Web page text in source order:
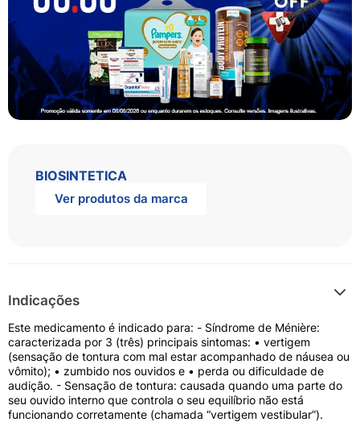
BIOSINTETICA
Ver produtos da marca
Indicações
Este medicamento é indicado para: - Síndrome de Ménière:
caracterizada por 3 (três) principais sintomas: • vertigem
(sensação de tontura com mal estar acompanhado de náusea ou
vômito); • zumbido nos ouvidos e • perda ou dificuldade de
audição. - Sensação de tontura: causada quando uma parte do
seu ouvido interno que controla o seu equilíbrio não está
funcionando corretamente (chamada “vertigem vestibular”).